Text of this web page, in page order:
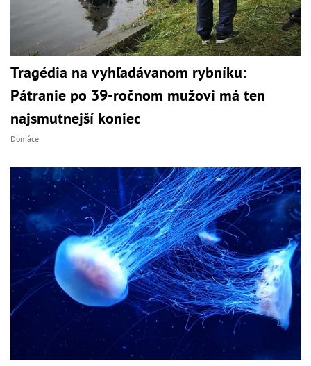
Tragédia na vyhľadávanom rybníku:
Pátranie po 39-ročnom mužovi má ten
najsmutnejší koniec
Domáce